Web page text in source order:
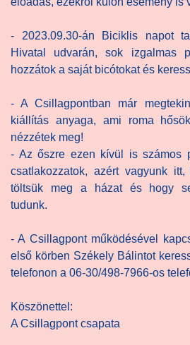
- 2023.09.30-án Biciklis napot
Hivatal udvarán, sok izgalmas
hozzátok a saját bicótokat és
- A Csillagpontban már
kiállítás anyaga, ami roma
nézzétek meg!
- Az őszre ezen kívül is számos
csatlakozzatok, azért vagyunk itt,
töltsük meg a házat és hogy
tudunk.
- A Csillagpont működésével
első körben Székely Bálintot
telefonon a 06-30/498-7966-os
Köszönettel:
A Csillagpont csapata